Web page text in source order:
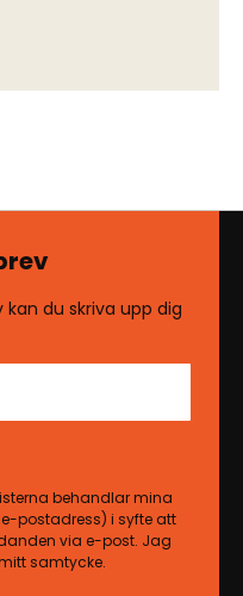
du skriva upp dig
behandlar mina
postadress) i syfte att
via e-post. Jag
samtycke.